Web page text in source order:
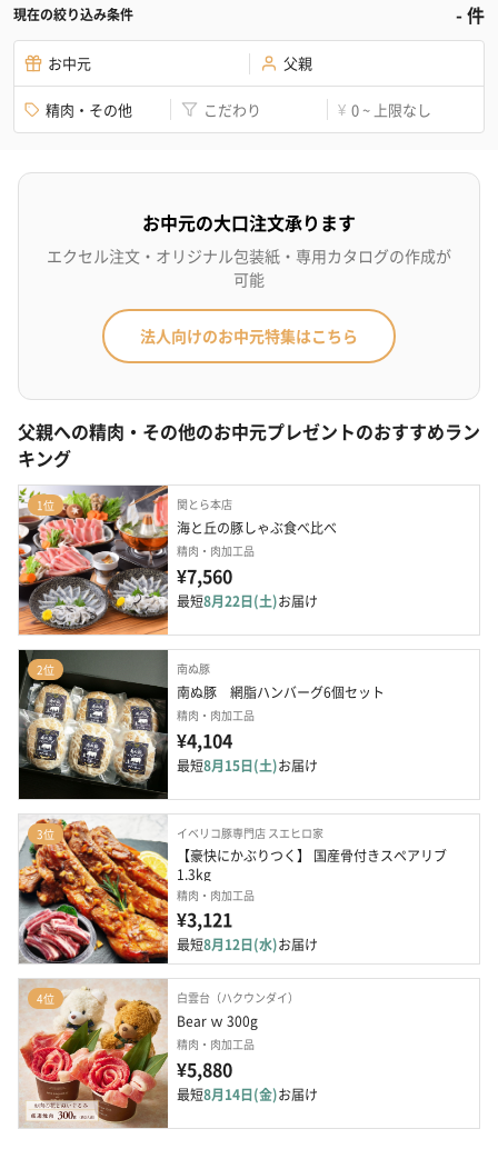
現在の絞り込み条件 -件
お中元 父親
精肉・その他 こだわり ¥ 0 ~ 上限なし
お中元の大口注文承ります
エクセル注文・オリジナル包装紙・専用カタログの作成が
可能
法人向けのお中元特集はこちら
父親への精肉・その他のお中元プレゼントのおすすめラン
キング
1位 関とら本店
海と丘の豚しゃぶ食べ比べ
精肉・肉加工品
¥7,560
最短8月22日(土)お届け
2位 南ぬ豚
南ぬ豚　網脂ハンバーグ6個セット
精肉・肉加工品
¥4,104
最短8月15日(土)お届け
3位 イベリコ豚専門店 スエヒロ家
【豪快にかぶりつく】 国産骨付きスペアリブ
1.3kg
精肉・肉加工品
¥3,121
最短8月12日(水)お届け
4位 白雲台（ハクウンダイ）
Bear ｗ 300g
精肉・肉加工品
¥5,880
最短8月14日(金)お届け